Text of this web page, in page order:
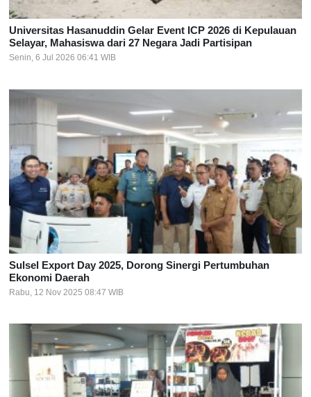
Universitas Hasanuddin Gelar Event ICP 2026 di Kepulauan
Selayar, Mahasiswa dari 27 Negara Jadi Partisipan
Senin, 6 Jul 2026 06:41 WIB
Sulsel Export Day 2025, Dorong Sinergi Pertumbuhan
Ekonomi Daerah
Rabu, 12 Nov 2025 08:47 WIB